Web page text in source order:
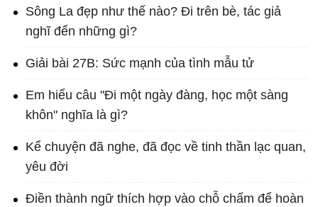
Sông La đẹp như thế nào? Đi trên bè, tác giả
nghĩ đến những gì?
Giải bài 27B: Sức mạnh của tình mẫu tử
Em hiểu câu "Đi một ngày đàng, học một sàng
khôn" nghĩa là gì?
Kể chuyện đã nghe, đã đọc về tinh thần lạc quan,
yêu đời
Điền thành ngữ thích hợp vào chỗ chấm để hoàn